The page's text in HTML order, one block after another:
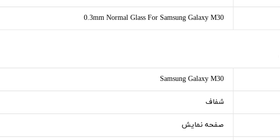
0.3mm Normal Glass For Samsung Galaxy M30
Samsung Galaxy M30
شفاف
صفحه نمایش